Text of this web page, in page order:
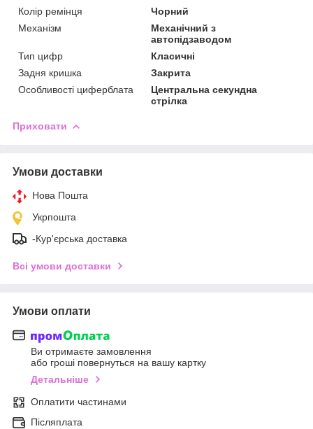
Колір ремінця
Чорний
Механізм
Механічний з
автопідзаводом
Тип цифр
Класичні
Задня кришка
Закрита
Особливості циферблата
Центральна секундна
стрілка
Приховати
Умови доставки
Нова Пошта
Укрпошта
-Кур'єрська доставка
Всі умови доставки
Умови оплати
Ви отримаєте замовлення
або гроші повернуться на вашу картку
Детальніше
Оплатити частинами
Післяплата